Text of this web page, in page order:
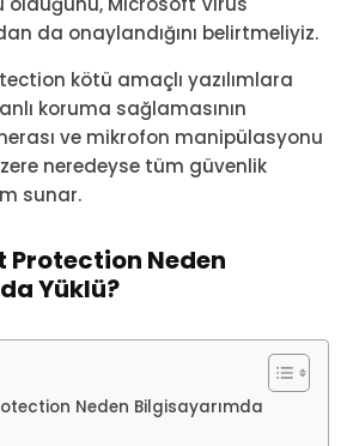
da onaylandığını belirtmeliyiz.
kötü amaçlı yazılımlara
koruma sağlamasının
ve mikrofon manipülasyonu
neredeyse tüm güvenlik
sunar.
Protection Neden
Yüklü?
Neden Bilgisayarımda